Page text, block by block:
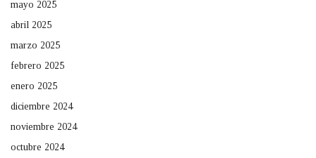
mayo 2025
abril 2025
marzo 2025
febrero 2025
enero 2025
diciembre 2024
noviembre 2024
octubre 2024